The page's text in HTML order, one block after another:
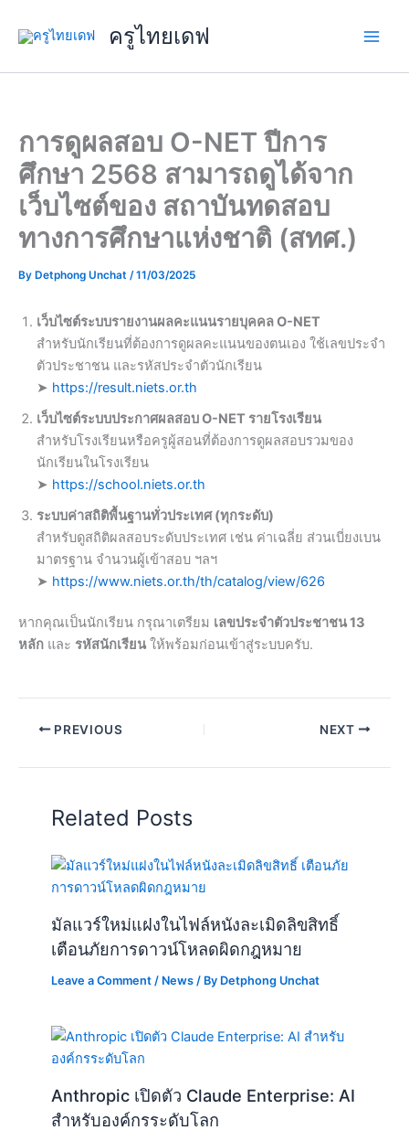
ครูไทยเดฟ
การดูผลสอบ O-NET ปีการ
ศึกษา 2568 สามารถดูได้จาก
เว็บไซต์ของ สถาบันทดสอบ
ทางการศึกษาแห่งชาติ (สทศ.)
By Detphong Unchat /11/03/2025
เว็บไซต์ระบบรายงานผลคะแนนรายบุคคล O-NET
สำหรับนักเรียนที่ต้องการดูผลคะแนนของตนเอง ใช้เลขประจำ
ตัวประชาชน และรหัสประจำตัวนักเรียน
➤ https://result.niets.or.th
เว็บไซต์ระบบประกาศผลสอบ O-NET รายโรงเรียน
สำหรับโรงเรียนหรือครูผู้สอนที่ต้องการดูผลสอบรวมของ
นักเรียนในโรงเรียน
➤ https://school.niets.or.th
ระบบค่าสถิติพื้นฐานทั่วประเทศ (ทุกระดับ)
สำหรับดูสถิติผลสอบระดับประเทศ เช่น ค่าเฉลี่ย ส่วนเบี่ยงเบน
มาตรฐาน จำนวนผู้เข้าสอบ ฯลฯ
➤ https://www.niets.or.th/th/catalog/view/626
หากคุณเป็นนักเรียน กรุณาเตรียม เลขประจำตัวประชาชน 13
หลัก และ รหัสนักเรียน ให้พร้อมก่อนเข้าสู่ระบบครับ.
PREVIOUS NEXT
Related Posts
มัลแวร์ใหม่แฝงในไฟล์หนังละเมิดลิขสิทธิ์
เตือนภัยการดาวน์โหลดผิดกฎหมาย
Leave a Comment / News / By Detphong Unchat
Anthropic เปิดตัว Claude Enterprise: AI
สำหรับองค์กรระดับโลก